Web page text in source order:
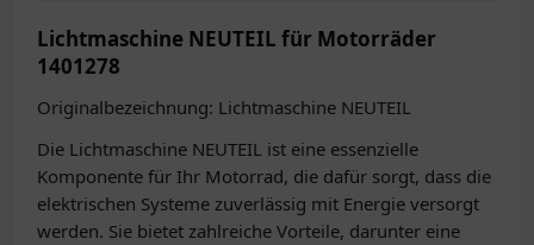
Lichtmaschine NEUTEIL für Motorräder
1401278
Originalbezeichnung: Lichtmaschine NEUTEIL
Die Lichtmaschine NEUTEIL ist eine essenzielle
Komponente für Ihr Motorrad, die dafür sorgt, dass die
elektrischen Systeme zuverlässig mit Energie versorgt
werden. Sie bietet zahlreiche Vorteile, darunter eine